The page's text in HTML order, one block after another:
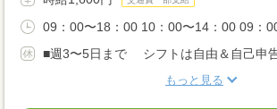
09：00〜18：00 10：00〜14：00 09：
■週3〜5日まで シフトは自由＆自己申
もっと見る